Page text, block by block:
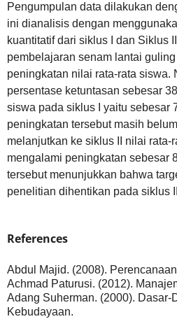
Pengumpulan data dilakukan
ini dianalisis dengan
kuantitatif dari siklus I dan Siklus
pembelajaran senam lantai
peningkatan nilai rata-rata
persentase ketuntasan sebesar
siswa pada siklus I yaitu sebesar
peningkatan tersebut masih
melanjutkan ke siklus II nilai
mengalami peningkatan sebesar
tersebut menunjukkan bahwa
penelitian dihentikan pada siklus
References
Abdul Majid. (2008).
Achmad Paturusi. (2012).
Adang Suherman. (2000).
Kebudayaan.